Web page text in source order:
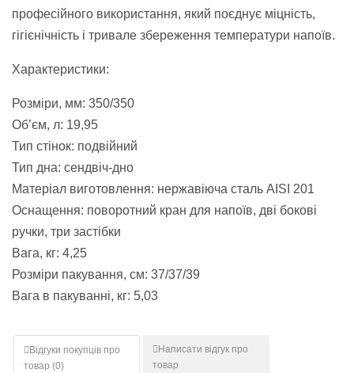
професійного використання, який поєднує міцність,
гігієнічність і тривале збереження температури напоїв.
Характеристики:
Розміри, мм: 350/350
Об’єм, л: 19,95
Тип стінок: подвійний
Тип дна: сендвіч-дно
Матеріал виготовлення: нержавіюча сталь AISI 201
Оснащення: поворотний кран для напоїв, дві бокові
ручки, три застібки
Вага, кг: 4,25
Розміри пакування, см: 37/37/39
Вага в пакуванні, кг: 5,03
Відгуки покупців про
товар (0)
Написати відгук про
товар